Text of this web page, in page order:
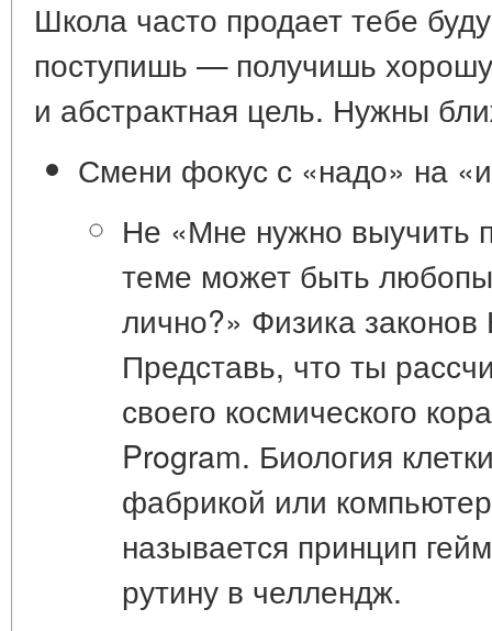
Школа часто продает тебе
поступишь — получишь
и абстрактная цель. Нужны
Смени фокус с «надо» на
Не «Мне нужно выучить
теме может быть
лично?» Физика
Представь, что ты
своего космического
Program. Биология
фабрикой или
называется принцип
рутину в челлендж.